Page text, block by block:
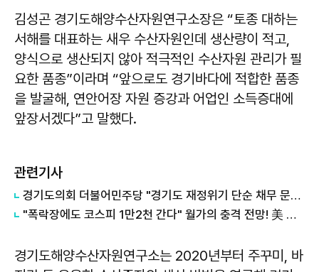
김성곤 경기도해양수산자원연구소장은 “토종 대하는
서해를 대표하는 새우 수산자원인데 생산량이 적고,
양식으로 생산되지 않아 적극적인 수산자원 관리가 필
요한 품종”이라며 “앞으로도 경기바다에 적합한 품종
을 발굴해, 연안어장 자원 증강과 어업인 소득증대에
앞장서겠다”고 말했다.
관련기사
경기도의회 더불어민주당 "경기도 재정위기 단순 채무 문제 아냐"...세수체계 개편 논의
"폭락장에도 코스피 1만2천 간다" 월가의 충격 전망! 美 반도체 15% 관세 폭탄·7조 빚 경기도 세수 전쟁까지
경기도해양수산자원연구소는 2020년부터 주꾸미, 바